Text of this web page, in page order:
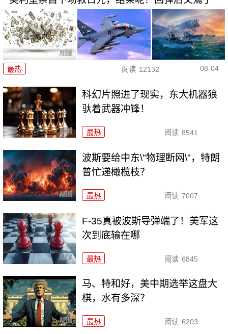
最热 阅读 12132 08-04
科幻片照进了现实，东大机器狼
驮着武器冲锋！
最热 阅读 8541
波斯要给中东\"物理断网\"，特朗
普忙递橄榄枝？
最热 阅读 7007
F-35真被波斯导弹端了！美军这
次到底输在哪
最热 阅读 6845
马、特和好，美中期选举这盘大
棋，水有多深？
最热 阅读 6203